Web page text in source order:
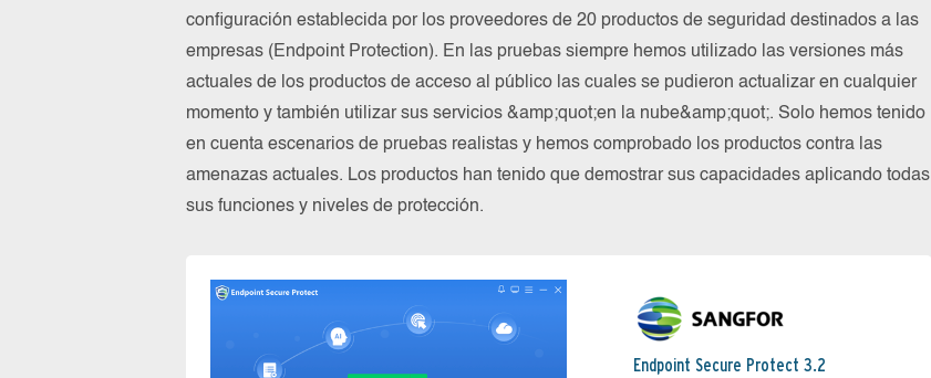
configuración establecida por los proveedores de 20 productos de seguridad destinados a las
empresas (Endpoint Protection). En las pruebas siempre hemos utilizado las versiones más
actuales de los productos de acceso al público las cuales se pudieron actualizar en cualquier
momento y también utilizar sus servicios &amp;quot;en la nube&amp;quot;. Solo hemos tenido
en cuenta escenarios de pruebas realistas y hemos comprobado los productos contra las
amenazas actuales. Los productos han tenido que demostrar sus capacidades aplicando todas
sus funciones y niveles de protección.
Endpoint Secure Protect 3.2